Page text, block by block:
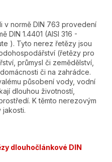
v normě DIN 763 provedení
DIN 1.4401 (AISI 316 -
). Tyto nerez řetězy jsou
(řetězy pro
průmysl či zemědělství,
či na zahrádce.
působení vody, vodní
dlouhou životností,
K těmto nerezovým
jakosti.
dlouhočlánkové DIN